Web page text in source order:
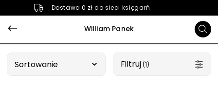
Dostawa 0 zł do sieci księgarń
William Panek
Sortowanie Filtruj (1)